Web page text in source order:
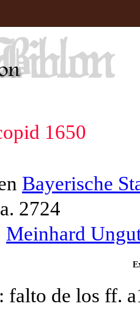
1650
Bayerische
2724
Meinhard
falto de los ff.